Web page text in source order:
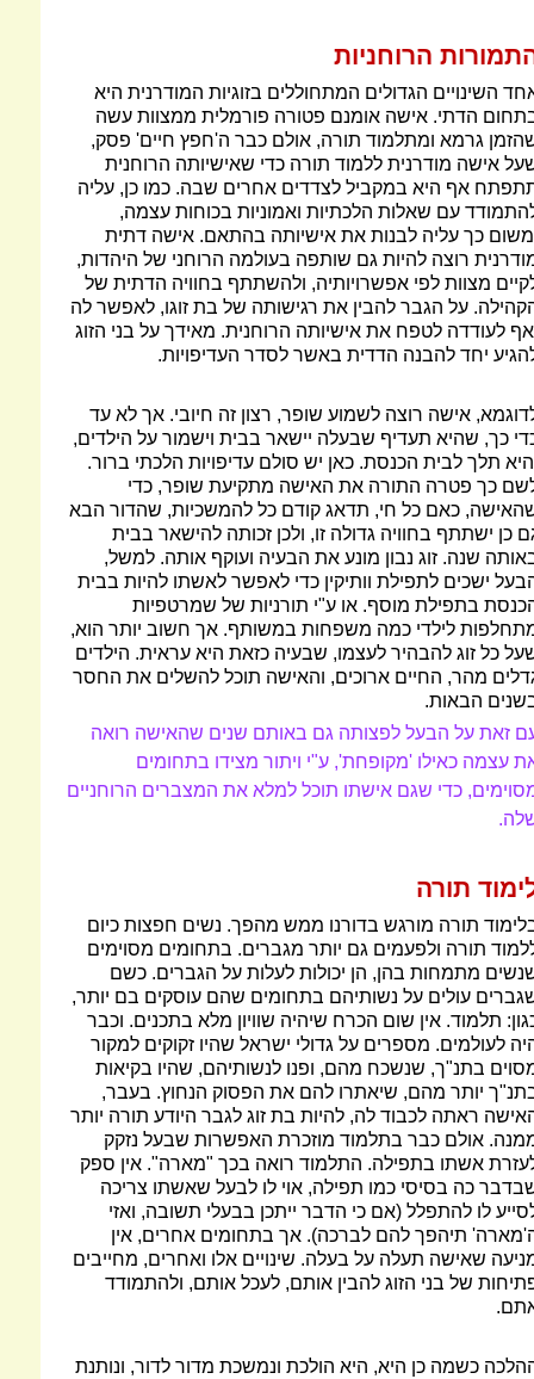
הרוחניות
השינויים הגדולים המתחוללים בזוגיות המודרנית היא
הדתי. אישה אומנם פטורה פורמלית ממצוות עשה
גרמא ומתלמוד תורה, אולם כבר ה'חפץ חיים' פסק,
אישה מודרנית ללמוד תורה כדי שאישיותה הרוחנית
אף היא במקביל לצדדים אחרים שבה. כמו כן, עליה
עם שאלות הלכתיות ואמוניות בכוחות עצמה,
כך עליה לבנות את אישיותה בהתאם. אישה דתית
רוצה להיות גם שותפה בעולמה הרוחני של היהדות,
מצוות לפי אפשרויותיה, ולהשתתף בחוויה הדתית של
על הגבר להבין את רגישותה של בת זוגו, לאפשר לה
לעודדה לטפח את אישיותה הרוחנית. מאידך על בני הזוג
יחד להבנה הדדית באשר לסדר העדיפויות.
אישה רוצה לשמוע שופר, רצון זה חיובי. אך לא עד
כך, שהיא תעדיף שבעלה יישאר בבית וישמור על הילדים,
תלך לבית הכנסת. כאן יש סולם עדיפויות הלכתי ברור.
כך פטרה התורה את האישה מתקיעת שופר, כדי
כאם כל חי, תדאג קודם כל להמשכיות, שהדור הבא
כן ישתתף בחוויה גדולה זו, ולכן זכותה להישאר בבית
שנה. זוג נבון מונע את הבעיה ועוקף אותה. למשל,
ישכים לתפילת וותיקין כדי לאפשר לאשתו להיות בבית
בתפילת מוסף. או ע"י תורניות של שמרטפיות
לילדי כמה משפחות במשותף. אך חשוב יותר הוא,
כל זוג להבהיר לעצמו, שבעיה כזאת היא עראית. הילדים
מהר, החיים ארוכים, והאישה תוכל להשלים את החסר
הבאות.
זאת על הבעל לפצותה גם באותם שנים שהאישה רואה
עצמה כאילו 'מקופחת', ע"י ויתור מצידו בתחומים
כדי שגם אישתו תוכל למלא את המצברים הרוחניים
תורה
תורה מורגש בדורנו ממש מהפך. נשים חפצות כיום
תורה ולפעמים גם יותר מגברים. בתחומים מסוימים
מתמחות בהן, הן יכולות לעלות על הגברים. כשם
עולים על נשותיהם בתחומים שהם עוסקים בם יותר,
תלמוד. אין שום הכרח שיהיה שוויון מלא בתכנים. וכבר
לעולמים. מספרים על גדולי ישראל שהיו זקוקים למקור
בתנ"ך, שנשכח מהם, ופנו לנשותיהם, שהיו בקיאות
יותר מהם, שיאתרו להם את הפסוק הנחוץ. בעבר,
ראתה לכבוד לה, להיות בת זוג לגבר היודע תורה יותר
אולם כבר בתלמוד מוזכרת האפשרות שבעל נזקק
אשתו בתפילה. התלמוד רואה בכך "מארה". אין ספק
כה בסיסי כמו תפילה, אוי לו לבעל שאשתו צריכה
לו להתפלל (אם כי הדבר ייתכן בבעלי תשובה, ואזי
תיהפך להם לברכה). אך בתחומים אחרים, אין
שאישה תעלה על בעלה. שינויים אלו ואחרים, מחייבים
של בני הזוג להבין אותם, לעכל אותם, ולהתמודד
כשמה כן היא, היא הולכת ונמשכת מדור לדור, ונותנת